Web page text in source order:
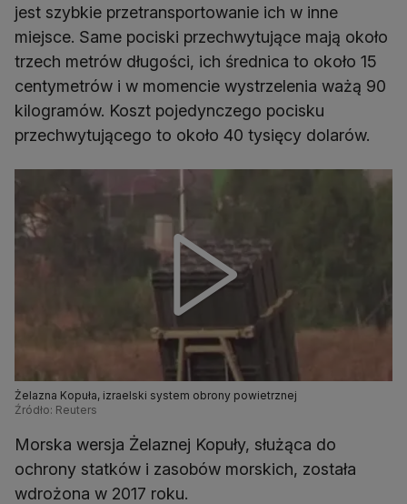
jest szybkie przetransportowanie ich w inne
miejsce. Same pociski przechwytujące mają około
trzech metrów długości, ich średnica to około 15
centymetrów i w momencie wystrzelenia ważą 90
kilogramów. Koszt pojedynczego pocisku
przechwytującego to około 40 tysięcy dolarów.
Żelazna Kopuła, izraelski system obrony powietrznej
Źródło: Reuters
Morska wersja Żelaznej Kopuły, służąca do
ochrony statków i zasobów morskich, została
wdrożona w 2017 roku.